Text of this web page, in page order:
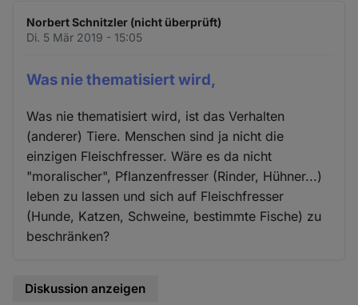
Norbert Schnitzler (nicht überprüft)
Di. 5 Mär 2019 - 15:05
Was nie thematisiert wird,
Was nie thematisiert wird, ist das Verhalten
(anderer) Tiere. Menschen sind ja nicht die
einzigen Fleischfresser. Wäre es da nicht
"moralischer", Pflanzenfresser (Rinder, Hühner...)
leben zu lassen und sich auf Fleischfresser
(Hunde, Katzen, Schweine, bestimmte Fische) zu
beschränken?
Diskussion anzeigen